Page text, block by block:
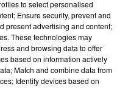
un contrôle
to select personalised
Ensure security, prevent and
present advertising and content;
These technologies may
and browsing data to offer
based on information actively
Match and combine data from
Identify devices based on